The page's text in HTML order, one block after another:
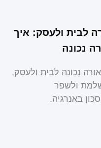
לבית ולעסק: איך
נכונה
נכונה לבית ולעסק,
ולשפר
באנרגיה.